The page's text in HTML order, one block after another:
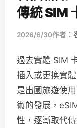
傳統 SIM
2026/6/30作者：
過去實體 SIM
插入或更換實
是出國旅遊使
術的發展，
性，逐漸取代